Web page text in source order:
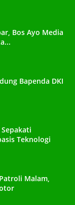
Bos Ayo Media
Bapenda DKI
Teknologi
Malam,